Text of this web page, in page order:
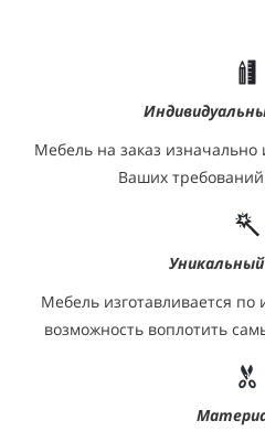
Мебель на заказ изначально
Ваших
Мебель изготавливается по
возможность воплотить